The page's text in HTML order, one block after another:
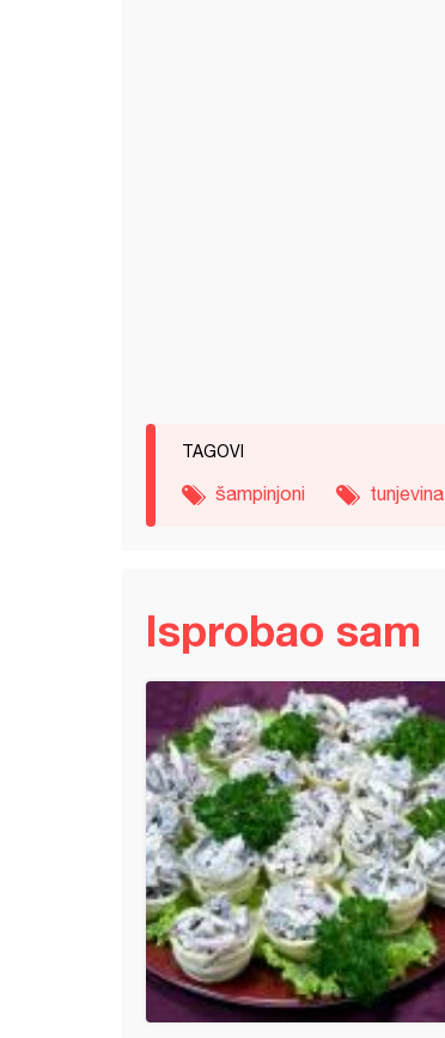
TAGOVI
šampinjoni tunjevina
Isprobao sam
sarma sa bundevom